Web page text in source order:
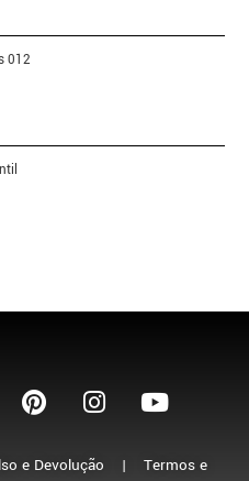
012
e Devolução | Termos e